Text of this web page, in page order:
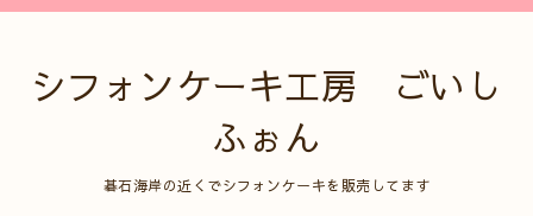
シフォンケーキ工房 ごいし
ふぉん
碁石海岸の近くでシフォンケーキを販売してます